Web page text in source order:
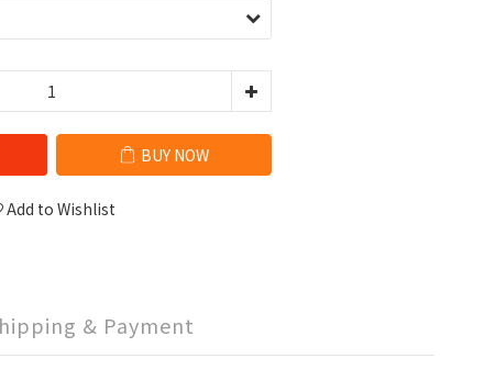
BUY NOW
Add to Wishlist
& Payment